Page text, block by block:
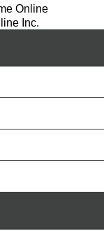
Online
Inc.